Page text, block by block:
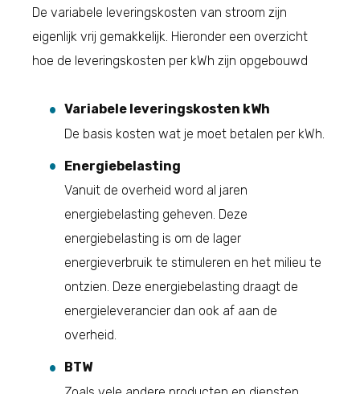
De variabele leveringskosten van stroom zijn
eigenlijk vrij gemakkelijk. Hieronder een overzicht
hoe de leveringskosten per kWh zijn opgebouwd
Variabele leveringskosten kWh
De basis kosten wat je moet betalen per kWh.
Energiebelasting
Vanuit de overheid word al jaren
energiebelasting geheven. Deze
energiebelasting is om de lager
energieverbruik te stimuleren en het milieu te
ontzien. Deze energiebelasting draagt de
energieleverancier dan ook af aan de
overheid.
BTW